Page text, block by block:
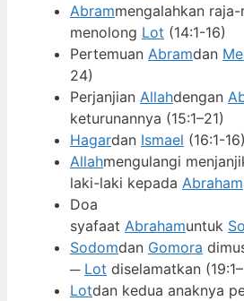
Abrammengalahkan
menolong Lot (14:1-16)
Pertemuan Abramdan
24)
Perjanjian Allahdengan
keturunannya (15:1–21)
Hagardan Ismael (16:1-16)
Allahmengulangi
laki-laki kepada Abraham
Doa
syafaat Abrahamuntuk
Sodomdan Gomora
─ Lot diselamatkan
Lotdan kedua anaknya